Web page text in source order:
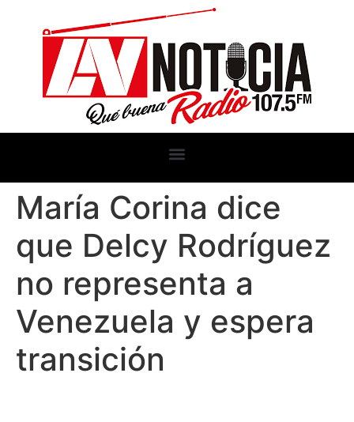
María Corina dice
que Delcy Rodríguez
no representa a
Venezuela y espera
transición